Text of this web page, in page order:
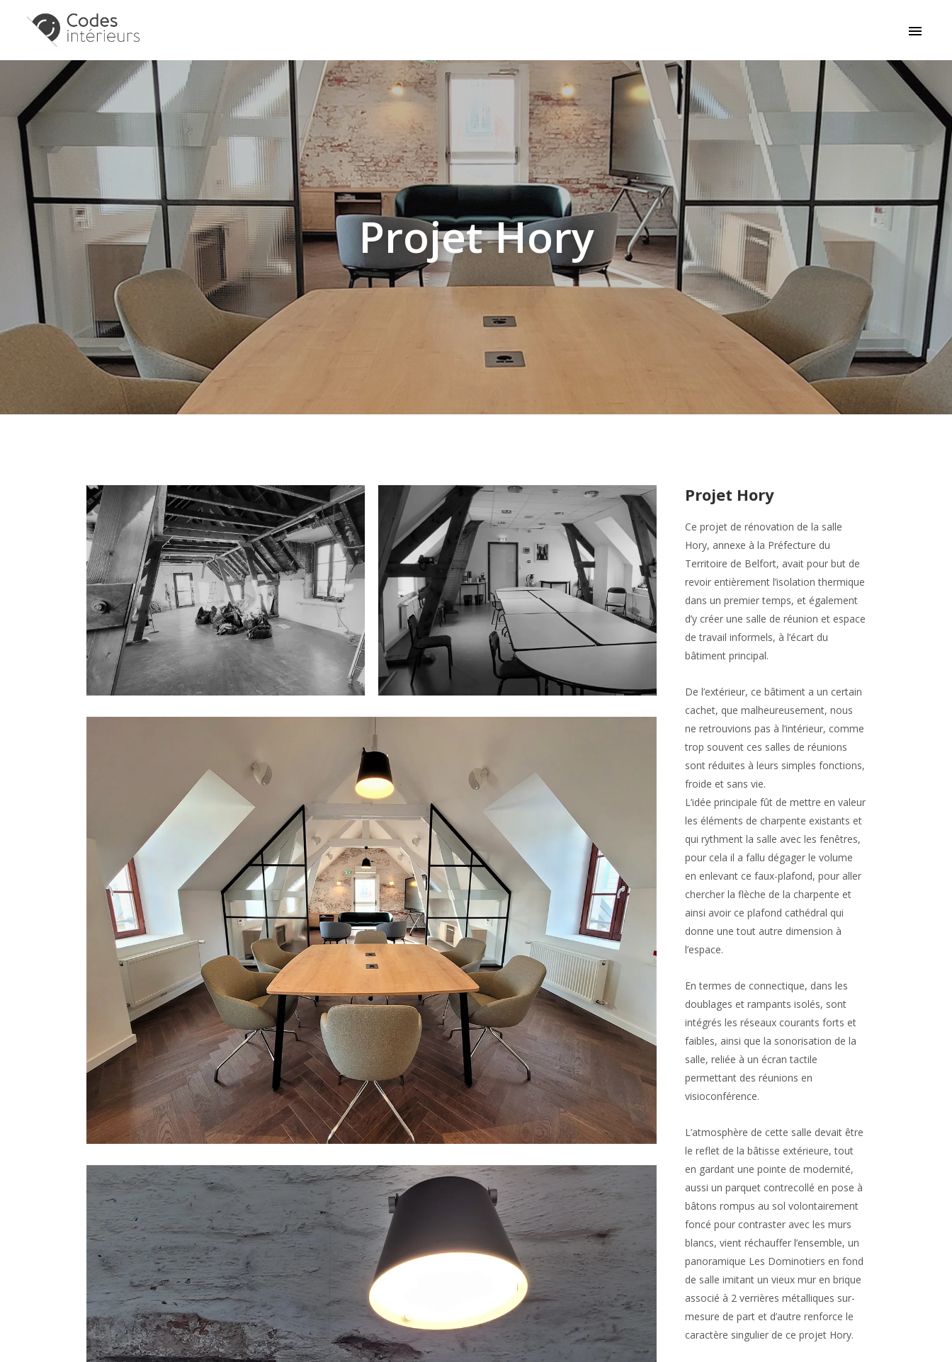
Projet Hory
Projet Hory
Ce projet de rénovation de la salle
Hory, annexe à la Préfecture du
Territoire de Belfort, avait pour but de
revoir entièrement l’isolation thermique
dans un premier temps, et également
d’y créer une salle de réunion et espace
de travail informels, à l’écart du
bâtiment principal.
De l’extérieur, ce bâtiment a un certain
cachet, que malheureusement, nous
ne retrouvions pas à l’intérieur, comme
trop souvent ces salles de réunions
sont réduites à leurs simples fonctions,
froide et sans vie.
L’idée principale fût de mettre en valeur
les éléments de charpente existants et
qui rythment la salle avec les fenêtres,
pour cela il a fallu dégager le volume
en enlevant ce faux-plafond, pour aller
chercher la flèche de la charpente et
ainsi avoir ce plafond cathédral qui
donne une tout autre dimension à
l’espace.
En termes de connectique, dans les
doublages et rampants isolés, sont
intégrés les réseaux courants forts et
faibles, ainsi que la sonorisation de la
salle, reliée à un écran tactile
permettant des réunions en
visioconférence.
L’atmosphère de cette salle devait être
le reflet de la bâtisse extérieure, tout
en gardant une pointe de modernité,
aussi un parquet contrecollé en pose à
bâtons rompus au sol volontairement
foncé pour contraster avec les murs
blancs, vient réchauffer l’ensemble, un
panoramique Les Dominotiers en fond
de salle imitant un vieux mur en brique
associé à 2 verrières métalliques sur-
mesure de part et d’autre renforce le
caractère singulier de ce projet Hory.